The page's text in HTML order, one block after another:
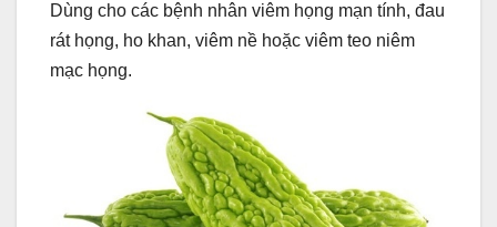
Dùng cho các bệnh nhân viêm họng mạn tính, đau
rát họng, ho khan, viêm nề hoặc viêm teo niêm
mạc họng.